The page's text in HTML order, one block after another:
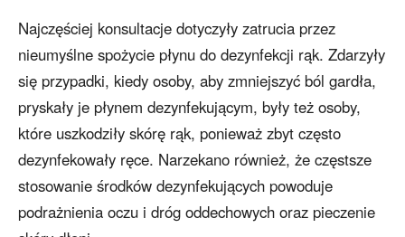
Najczęściej konsultacje dotyczyły zatrucia przez
nieumyślne spożycie płynu do dezynfekcji rąk. Zdarzyły
się przypadki, kiedy osoby, aby zmniejszyć ból gardła,
pryskały je płynem dezynfekującym, były też osoby,
które uszkodziły skórę rąk, ponieważ zbyt często
dezynfekowały ręce. Narzekano również, że częstsze
stosowanie środków dezynfekujących powoduje
podrażnienia oczu i dróg oddechowych oraz pieczenie